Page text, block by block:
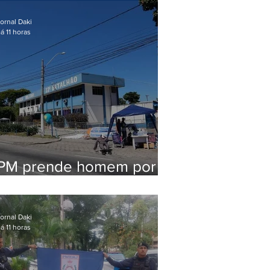
Maricá
prende homem por
Daki
11 horas
Daki
11 horas